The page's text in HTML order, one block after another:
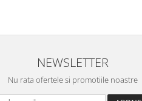
NEWSLETTER
Nu rata ofertele si promotiile noastre